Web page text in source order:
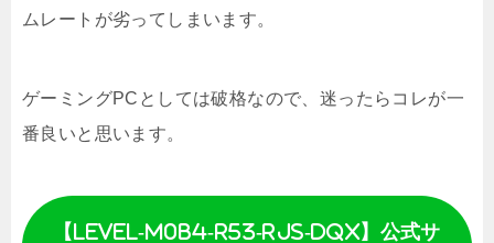
ムレートが劣ってしまいます。
ゲーミングPCとしては破格なので、迷ったらコレが一
番良いと思います。
【LEVEL-M0B4-R53-RJS-DQX】公式サ